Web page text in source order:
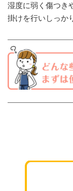
湿度に弱く傷つき
掛けを行いしっか